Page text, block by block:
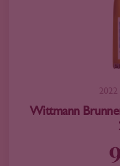
2022
Wittmann